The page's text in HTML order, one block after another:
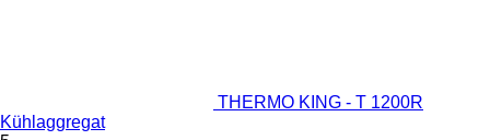
THERMO KING - T 1200R
Kühlaggregat